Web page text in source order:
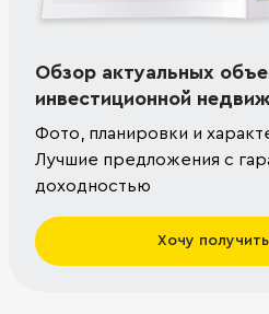
Обзор актуальных
инвестиционной
Фото, планировки и
Лучшие предложения с
доходностью
Хочу